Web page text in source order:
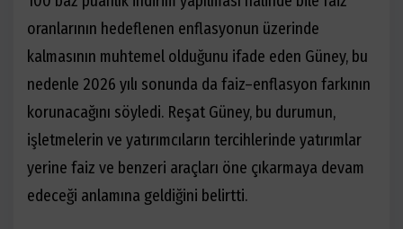
oranlarının hedeflenen enflasyonun üzerinde
kalmasının muhtemel olduğunu ifade eden Güney, bu
nedenle 2026 yılı sonunda da faiz–enflasyon farkının
korunacağını söyledi. Reşat Güney, bu durumun,
işletmelerin ve yatırımcıların tercihlerinde yatırımlar
yerine faiz ve benzeri araçları öne çıkarmaya devam
edeceği anlamına geldiğini belirtti.